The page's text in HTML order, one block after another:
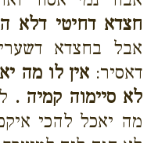
חצדא דחיטי דלא
אבל בחצדא
דאסיר: אין לו מה
לא סיימוה קמיה .
מה יאכל להכי